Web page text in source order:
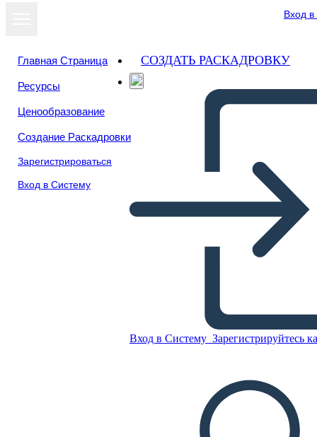
Вход
Главная Страница
Ресурсы
Ценообразование
Создание Раскадровки
Зарегистрироваться
Вход в Систему
СОЗДАТЬ РАСКАДРОВКУ
Вход в Систему Зарегистрируйтесь
Story of MUSA and khidr as
СОЗДАТЬ РАСКАДРОВКУ
ВОСПРОИЗВЕСТИ СЛАЙД-ШОУ
Посмотреть
как слайд-шоу